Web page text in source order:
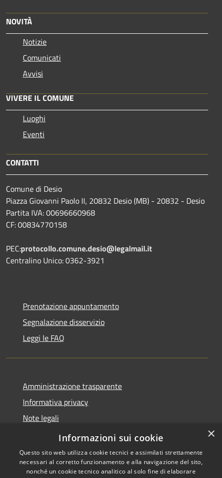
NOVITÀ
Notizie
Comunicati
Avvisi
VIVERE IL COMUNE
Luoghi
Eventi
CONTATTI
Comune di Desio
Piazza Giovanni Paolo II, 20832 Desio (MB) - 20832 - Desio
Partita IVA: 00696660968
CF: 00834770158
PEC:protocollo.comune.desio@legalmail.it
Centralino Unico: 0362-3921
Prenotazione appuntamento
Segnalazione disservizio
Leggi le FAQ
Amministrazione trasparente
Informativa privacy
Note legali
Dichiarazione di accessibilità
×
Informazioni sui cookie
Questo sito web utilizza cookie tecnici e assimilati strettamente
necessari al corretto funzionamento e alla navigazione del sito,
nonché un cookie tecnico analitico al solo fine di elaborare